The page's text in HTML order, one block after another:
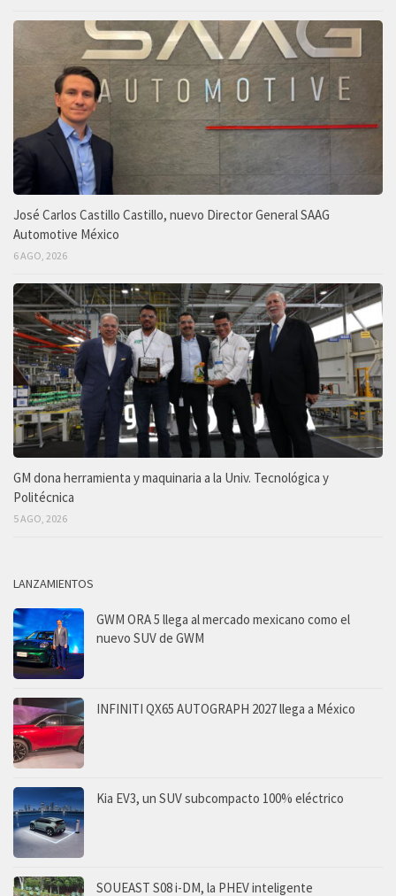
José Carlos Castillo Castillo, nuevo Director General SAAG
Automotive México
6 AGO, 2026
GM dona herramienta y maquinaria a la Univ. Tecnológica y
Politécnica
5 AGO, 2026
LANZAMIENTOS
GWM ORA 5 llega al mercado mexicano como el
nuevo SUV de GWM
INFINITI QX65 AUTOGRAPH 2027 llega a México
Kia EV3, un SUV subcompacto 100% eléctrico
SOUEAST S08 i-DM, la PHEV inteligente